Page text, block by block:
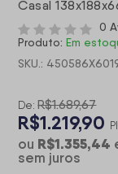
Casal
0
Produto: Em
SKU.:
De: R$1.689,67
R$1.219,90
ou R$1.355,44
sem juros